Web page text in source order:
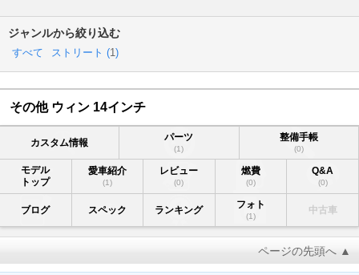
ジャンルから絞り込む
すべて ストリート (1)
その他 ウィン 14インチ
カスタム情報 パーツ
(1)
整備手帳
(0)
モデル
トップ
愛車紹介
(1)
レビュー
(0)
燃費
(0)
Q&A
(0)
ブログ スペック ランキング フォト
(1)
中古車
ページの先頭へ ▲